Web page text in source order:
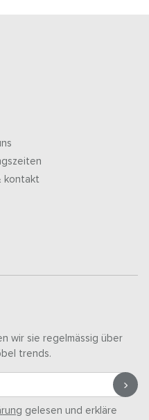
kontakt
wir sie regelmässig über
trends.
gelesen und erkläre